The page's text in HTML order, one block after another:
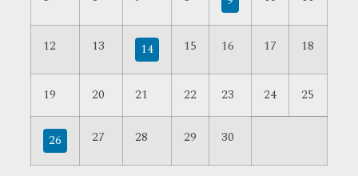
12 13 14 15 16 17 18
19 20 21 22 23 24 25
26 27 28 29 30